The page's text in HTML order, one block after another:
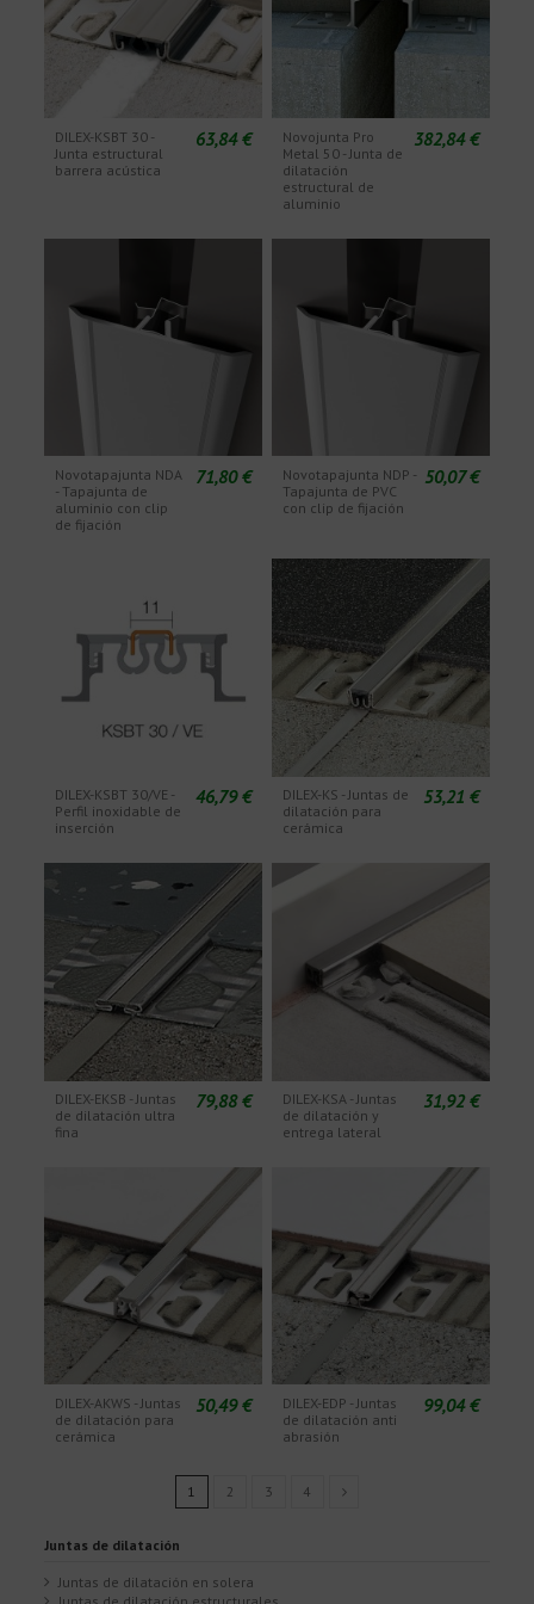
DILEX-KSBT 30 -
Junta estructural
barrera acústica
63,84 €
Novojunta Pro
Metal 50 - Junta de
dilatación
estructural de
aluminio
382,84 €
Novotapajunta NDA
- Tapajunta de
aluminio con clip
de fijación
71,80 €
Novotapajunta NDP -
Tapajunta de PVC
con clip de fijación
50,07 €
DILEX-KSBT 30/VE -
Perfil inoxidable de
inserción
46,79 €
DILEX-KS - Juntas de
dilatación para
cerámica
53,21 €
DILEX-EKSB - Juntas
de dilatación ultra
fina
79,88 €
DILEX-KSA - Juntas
de dilatación y
entrega lateral
31,92 €
DILEX-AKWS - Juntas
de dilatación para
cerámica
50,49 €
DILEX-EDP - Juntas
de dilatación anti
abrasión
99,04 €
1 2 3 4
Juntas de dilatación
Juntas de dilatación en solera